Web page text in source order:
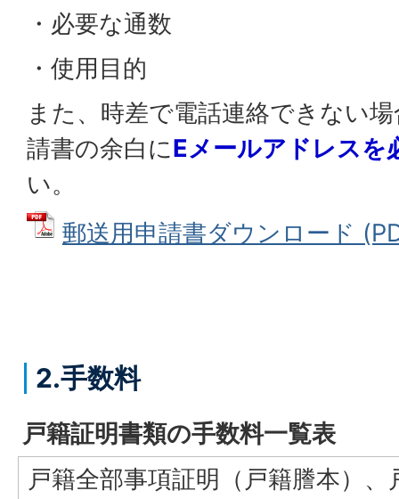
・必要な通数
・使用目的
また、時差で電話連絡できない
請書の余白にEメールアドレスを
い。
郵送用申請書ダウンロード
2.手数料
戸籍証明書類の手数料一覧表
戸籍全部事項証明（戸籍謄本）、